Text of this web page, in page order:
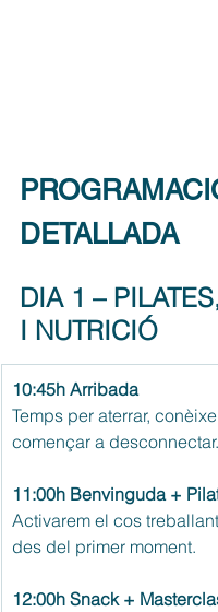
DETALLADA
DIA 1 –
I NUTRICIÓ
10:45h Arribada
Temps per aterrar,
començar a desconnectar.
11:00h Benvinguda +
Activarem el cos
des del primer moment.
12:00h Snack +